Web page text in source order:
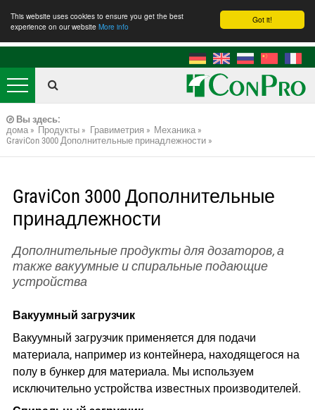
Got it!
This website uses cookies to ensure you get the best
experience on our website More info
ConPro GmbH
Oberfeldstraße 1
D-32457 Porta Westfalica
Tel.: 5731 981970
E-mail:info@conpro.de
Вы здесь:
дома
Продукты Гравиметрия
Механика
GraviCon 3000 Дополнительные принадлежности
GraviCon 3000 Дополнительные
принадлежности
Дополнительные продукты для дозаторов, а
также вакуумные и спиральные подающие
устройства
Вакуумный загрузчик
Вакуумный загрузчик применяется для подачи
материала, например из контейнера, находящегося на
полу в бункер для материала. Мы используем
исключительно устройства известных производителей.